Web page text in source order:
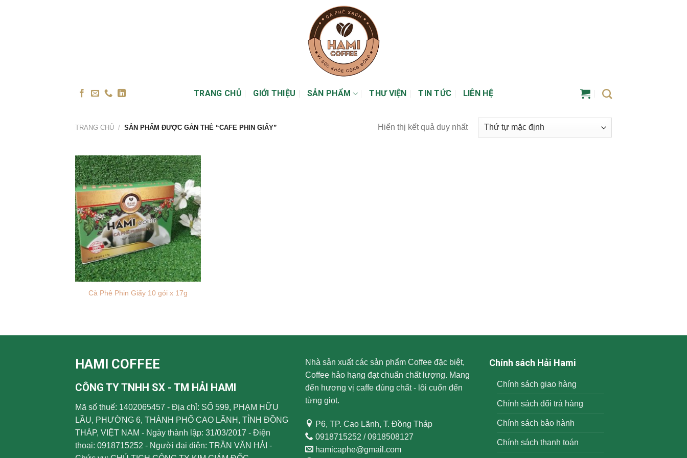
TRANG CHỦ GIỚI THIỆU SẢN PHẨM THƯ VIỆN TIN TỨC LIÊN HỆ
TRANG CHỦ / SẢN PHẨM ĐƯỢC GẮN THẺ “CAFE PHIN GIẤY” Hiển thị kết quả duy nhất
Cà Phê Phin Giấy 10 gói x 17g
HAMI COFFEE
CÔNG TY TNHH SX - TM HẢI HAMI
Mã số thuế: 1402065457 - Địa chỉ: SỐ 599, PHẠM HỮU
LẦU, PHƯỜNG 6, THÀNH PHỐ CAO LÃNH, TỈNH ĐỒNG
THÁP, VIỆT NAM - Ngày thành lập: 31/03/2017 - Điện
thoại: 0918715252 - Người đại diện: TRẦN VĂN HẢI -
Nhà sản xuất các sản phẩm Coffee đặc biệt,
Coffee hảo hạng đạt chuẩn chất lượng. Mang
đến hương vị caffe đúng chất - lôi cuốn đến
từng giọt.
P6, TP. Cao Lãnh, T. Đồng Tháp
0918715252 / 0918508127
hamicaphe@gmail.com
Chính sách Hải Hami
Chính sách giao hàng
Chính sách đổi trả hàng
Chính sách bảo hành
Chính sách thanh toán